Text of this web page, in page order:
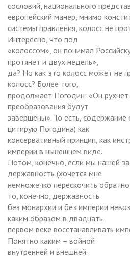
сословий, национального
европейский манер, мнимо
системы правления, колосс не
Интересно, что под
«колоссом», он понимал
протянет и двух недель»,
да? Но как это колосс может не
колосс? Более того,
продолжает Погодин: «Он
преобразования будут
завершены». То есть, содержание
цитирую Погодина) как
консервативный принцип, как
империи в нынешнем виде.
Потом, конечно, если мы нашей
державность (хочется мне
немножечко перескочить
то, конечно, державность
без монархии и без империи
каким образом в двадцать
первом веке восстанавливать
Понятно каким – войной
внутренней и внешней.